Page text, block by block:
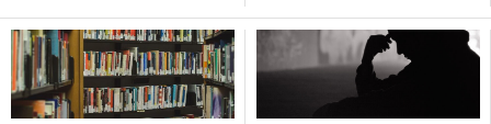
reçoit beaucoup en
consultation « qui ne peuvent
plus s’en passer », avec des
effets néfastes sur leur capacité
à socialiser et à se concentrer.
nombreux parcs. Dans High
Park, un endroit pour
apprendre le jardinage et la
cuisine aux enfants. Tout
comme à côté du East York